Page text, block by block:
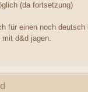
(da fortsetzung)
für einen noch deutsch
d&d jagen.